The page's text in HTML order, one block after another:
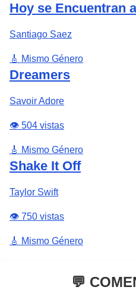
Hoy se Encuentran
Santiago Saez
🎸 Mismo Género
Dreamers
Savoir Adore
👁️ 504 vistas
🎸 Mismo Género
Shake It Off
Taylor Swift
👁️ 750 vistas
🎸 Mismo Género
💬